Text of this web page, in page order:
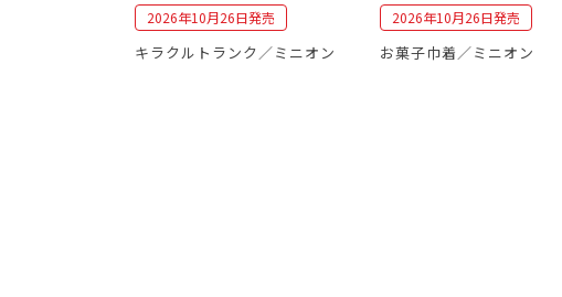
2026年10月26日発売
キラクルトランク／ミニオン
2026年10月26日発売
お菓子巾着／ミニオン